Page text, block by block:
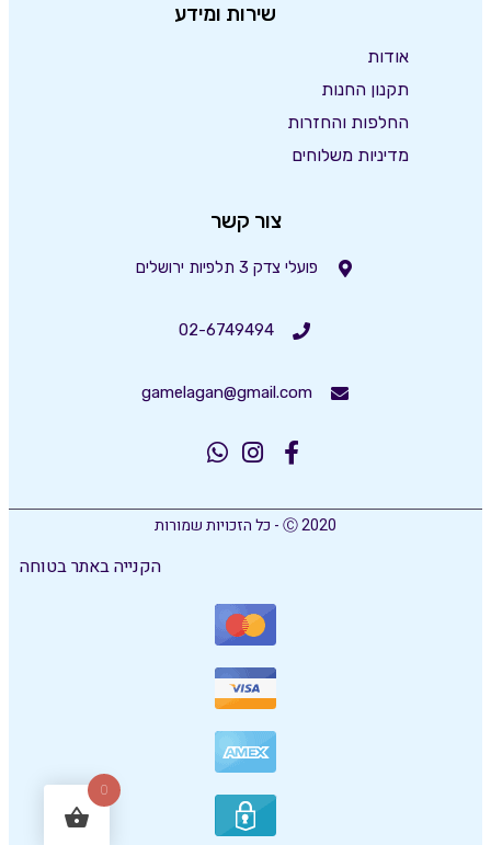
שירות ומידע
אודות
תקנון החנות
החלפות והחזרות
מדיניות משלוחים
צור קשר
פועלי צדק 3 תלפיות ירושלים
02-6749494
gamelagan@gmail.com
Ⓒ 2020 - כל הזכויות שמורות
הקנייה באתר בטוחה
0